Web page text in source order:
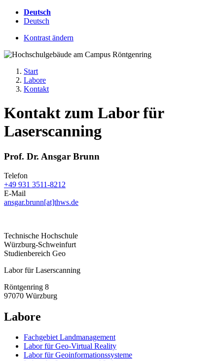
Deutsch
Deutsch
Kontrast ändern
Start
Labore
Kontakt
Kontakt zum Labor für
Laserscanning
Prof. Dr. Ansgar Brunn
Telefon
+49 931 3511-8212
E-Mail
ansgar.brunn[at]thws.de
Technische Hochschule
Würzburg-Schweinfurt
Studienbereich Geo
Labor für Laserscanning
Röntgenring 8
97070 Würzburg
Labore
Fachgebiet Landmanagement
Labor für Geo-Virtual Reality
Labor für Geoinformationssysteme